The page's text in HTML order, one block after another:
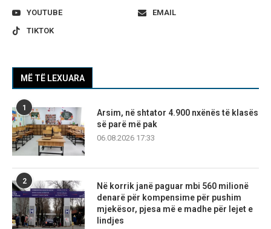
YOUTUBE
EMAIL
TIKTOK
MË TË LEXUARA
1
Arsim, në shtator 4.900 nxënës të klasës
së parë më pak
06.08.2026 17:33
2
Në korrik janë paguar mbi 560 milionë
denarë për kompensime për pushim
mjekësor, pjesa më e madhe për lejet e
lindjes